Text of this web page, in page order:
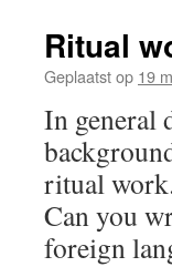
Ritual
Geplaatst op 19
In general
ritual
Can you
foreign